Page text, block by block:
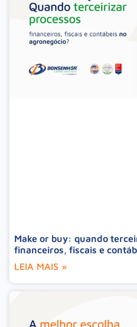
Make or buy: quando
financeiros, fiscais e
LEIA MAIS »